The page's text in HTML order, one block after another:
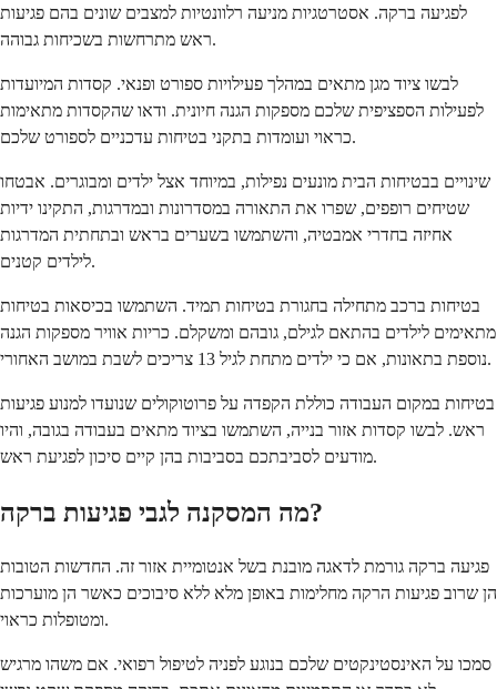
לפגיעה ברקה. אסטרטגיות מניעה רלוונטיות למצבים שונים בהם פגיעות
ראש מתרחשות בשכיחות גבוהה.
לבשו ציוד מגן מתאים במהלך פעילויות ספורט ופנאי. קסדות המיועדות
לפעילות הספציפית שלכם מספקות הגנה חיונית. ודאו שהקסדות מתאימות
כראוי ועומדות בתקני בטיחות עדכניים לספורט שלכם.
שינויים בבטיחות הבית מונעים נפילות, במיוחד אצל ילדים ומבוגרים. אבטחו
שטיחים רופפים, שפרו את התאורה במסדרונות ובמדרגות, התקינו ידיות
אחיזה בחדרי אמבטיה, והשתמשו בשערים בראש ובתחתית המדרגות
לילדים קטנים.
בטיחות ברכב מתחילה בחגורת בטיחות תמיד. השתמשו בכיסאות בטיחות
מתאימים לילדים בהתאם לגילם, גובהם ומשקלם. כריות אוויר מספקות הגנה
נוספת בתאונות, אם כי ילדים מתחת לגיל 13 צריכים לשבת במושב האחורי.
בטיחות במקום העבודה כוללת הקפדה על פרוטוקולים שנועדו למנוע פגיעות
ראש. לבשו קסדות אזור בנייה, השתמשו בציוד מתאים בעבודה בגובה, והיו
מודעים לסביבתכם בסביבות בהן קיים סיכון לפגיעת ראש.
מה המסקנה לגבי פגיעות ברקה?
פגיעה ברקה גורמת לדאגה מובנת בשל אנטומיית אזור זה. החדשות הטובות
הן שרוב פגיעות הרקה מחלימות באופן מלא ללא סיבוכים כאשר הן מוערכות
ומטופלות כראוי.
סמכו על האינסטינקטים שלכם בנוגע לפניה לטיפול רפואי. אם משהו מרגיש